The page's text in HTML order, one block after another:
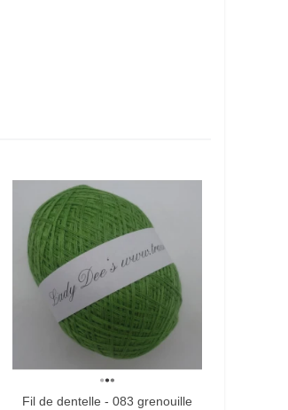
Comparer
Fil de dentelle - 083 grenouille